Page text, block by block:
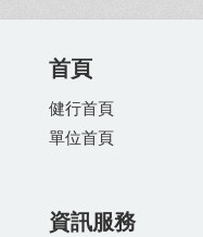
首頁
健行首頁
單位首頁
資訊服務